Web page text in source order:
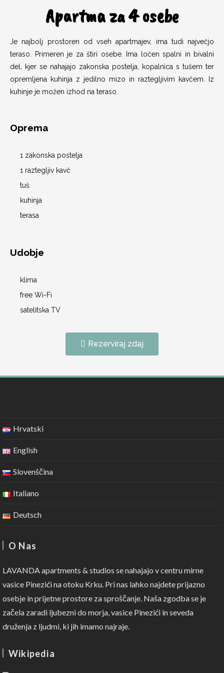
Apartma za 4 osebe
Je najbolj prostoren od vseh apartmajev, ima tudi največjo
teraso. Primeren je za štiri osebe. Ima ločen spalni in bivalni
del, kjer se nahajajo zakonska postelja, kopalnica s tušem ter
opremljena kuhinja z jedilno mizo in raztegljivim kavčem. Iz
kuhinje je možen izhod na teraso.
Oprema
1 zakonska postelja
1 raztegljiv kavč
tuš
kuhinja
terasa
Udobje
klima
free Wi-Fi
satelitska TV
Rezerviraj zdaj
Hrvatski
English
Slovenščina
Italiano
Deutsch
O Nas
LAVANDA apartments & studios se nahajajo v centru mirne
vasice Pinezići na otoku Krku. Pri nas lahko najdete prijazno
osebje in prijetne prostore za sproščanje. Naša zgodba se je
začela zaradi ljubezni do morja, vasice Pinezići in seveda
druženja z ljudmi, ki jih imamo najraje.
Wikipedia